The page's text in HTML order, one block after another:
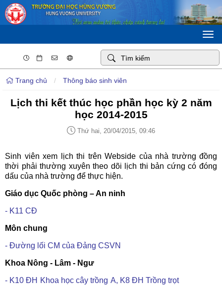
Trang chủ / Thông báo sinh viên
Lịch thi kết thúc học phần học kỳ 2 năm
học 2014-2015
Thứ hai, 20/04/2015, 09:46
Sinh viên xem lịch thi trên Webside của nhà trường đồng
thời phải thường xuyên theo dõi lịch thi bản cứng có đóng
dấu của nhà trường để thực hiện.
Giáo dục Quốc phòng – An ninh
- K11 CĐ
Môn chung
- Đường lối CM của Đảng CSVN
Khoa Nông - Lâm - Ngư
- K10 ĐH Khoa học cây trồng A, K8 ĐH Trồng trọt